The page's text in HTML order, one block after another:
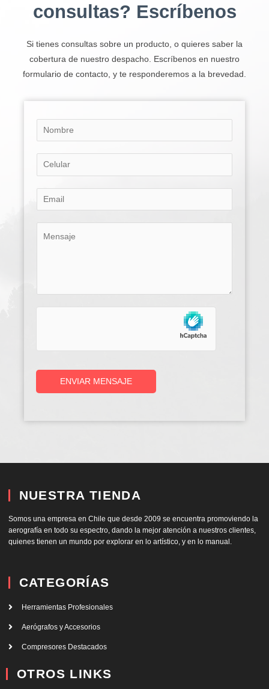
consultas? Escríbenos
Si tienes consultas sobre un producto, o quieres saber la
cobertura de nuestro despacho. Escríbenos en nuestro
formulario de contacto, y te responderemos a la brevedad.
ENVIAR MENSAJE
NUESTRA TIENDA
Somos una empresa en Chile que desde 2009 se encuentra promoviendo la
aerografía en todo su espectro, dando la mejor atención a nuestros clientes,
quienes tienen un mundo por explorar en lo artístico, y en lo manual.
CATEGORÍAS
Herramientas Profesionales
Aerógrafos y Accesorios
Compresores Destacados
OTROS LINKS